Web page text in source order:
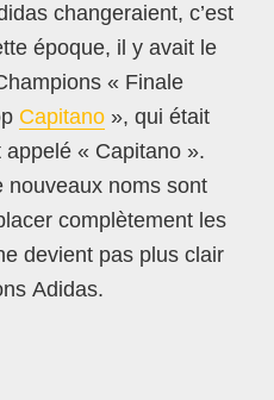
changeraient, c’est
époque, il y avait le
« Finale
Capitano », qui était
« Capitano ».
nouveaux noms sont
complètement les
devient pas plus clair
Adidas.